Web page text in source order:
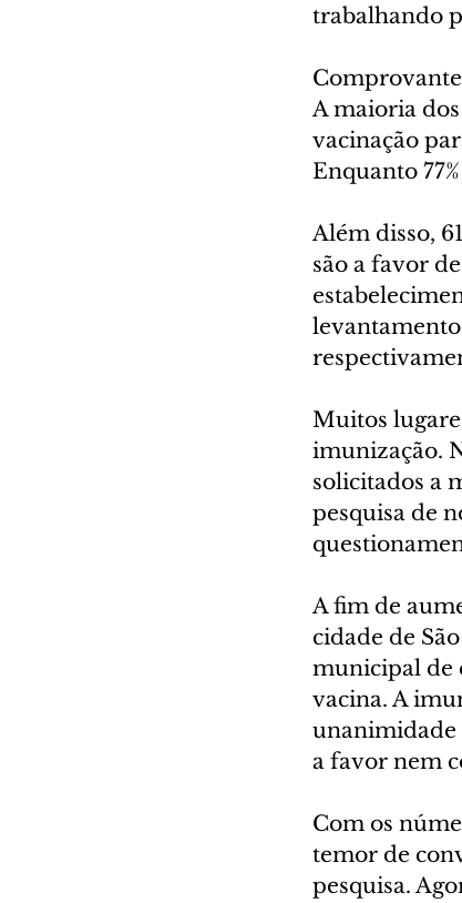
trabalhando
A maioria
vacinação
Enquanto
Além disso,
são a favor
levantamento
Muitos
imunização.
solicitados a
pesquisa de
A fim de
cidade de
municipal de
vacina. A
unanimidade
a favor nem
Com os
temor de
pesquisa.